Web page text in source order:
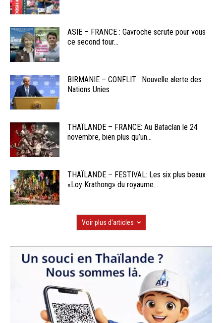
ASIE – FRANCE : Gavroche scrute pour vous
ce second tour...
BIRMANIE – CONFLIT : Nouvelle alerte des
Nations Unies
THAÏLANDE – FRANCE: Au Bataclan le 24
novembre, bien plus qu’un...
THAÏLANDE – FESTIVAL: Les six plus beaux
«Loy Krathong» du royaume...
Voir plus d'articles